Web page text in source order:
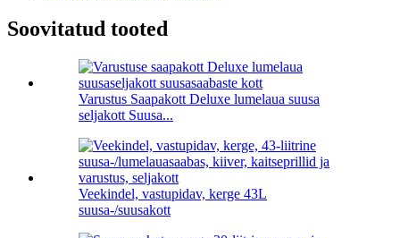
Soovitatud tooted
Varustus Saapakott Deluxe lumelaua suusa
seljakott Suusa...
Veekindel, vastupidav, kerge 43L
suusa-/suusakott